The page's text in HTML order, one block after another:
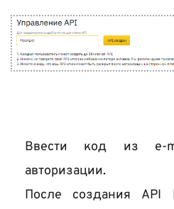
Ввести код из
авторизации.
После создания